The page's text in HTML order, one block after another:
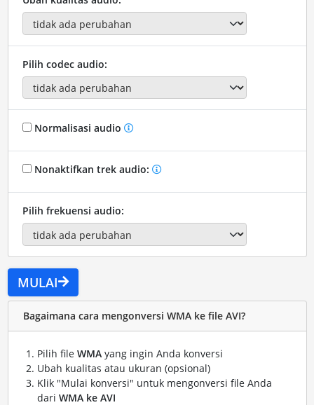
Pilih codec audio:
Normalisasi audio
Nonaktifkan trek audio:
Pilih frekuensi audio:
MULAI
Bagaimana cara mengonversi WMA ke file AVI?
Pilih file WMAyang ingin Anda konversi
Ubah kualitas atau ukuran (opsional)
Klik "Mulai konversi" untuk mengonversi file Anda
dari WMA ke AVI